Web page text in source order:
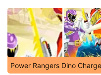
Power Rangers Dino